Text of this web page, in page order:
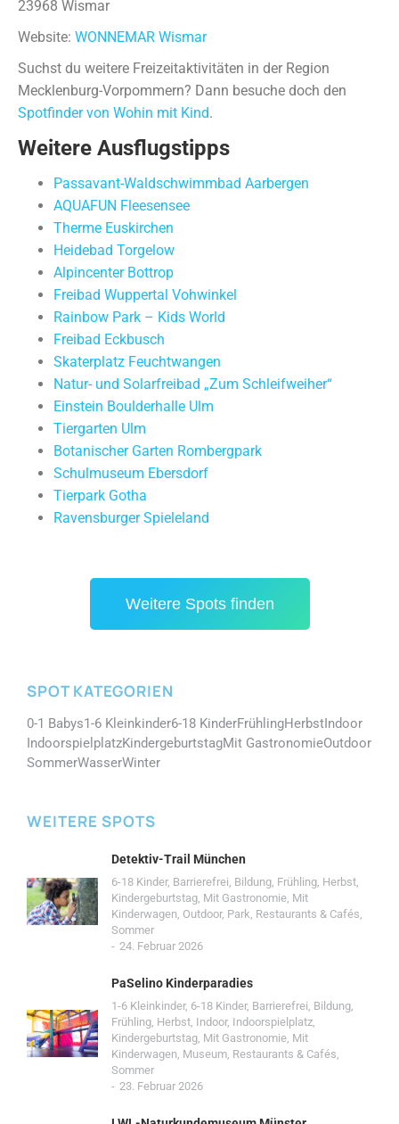
23968 Wismar
Website: WONNEMAR Wismar
Suchst du weitere Freizeitaktivitäten in der Region
Mecklenburg-Vorpommern? Dann besuche doch den
Spotfinder von Wohin mit Kind.
Weitere Ausflugstipps
Passavant-Waldschwimmbad Aarbergen
AQUAFUN Fleesensee
Therme Euskirchen
Heidebad Torgelow
Alpincenter Bottrop
Freibad Wuppertal Vohwinkel
Rainbow Park – Kids World
Freibad Eckbusch
Skaterplatz Feuchtwangen
Natur- und Solarfreibad „Zum Schleifweiher“
Einstein Boulderhalle Ulm
Tiergarten Ulm
Botanischer Garten Rombergpark
Schulmuseum Ebersdorf
Tierpark Gotha
Ravensburger Spieleland
Weitere Spots finden
SPOT KATEGORIEN
0-1 Babys1-6 Kleinkinder6-18 KinderFrühlingHerbstIndoor
IndoorspielplatzKindergeburtstagMit GastronomieOutdoor
SommerWasserWinter
WEITERE SPOTS
Detektiv-Trail München
6-18 Kinder, Barrierefrei, Bildung, Frühling, Herbst,
Kindergeburtstag, Mit Gastronomie, Mit
Kinderwagen, Outdoor, Park, Restaurants & Cafés,
Sommer
24. Februar 2026
PaSelino Kinderparadies
1-6 Kleinkinder, 6-18 Kinder, Barrierefrei, Bildung,
Frühling, Herbst, Indoor, Indoorspielplatz,
Kindergeburtstag, Mit Gastronomie, Mit
Kinderwagen, Museum, Restaurants & Cafés,
Sommer
23. Februar 2026